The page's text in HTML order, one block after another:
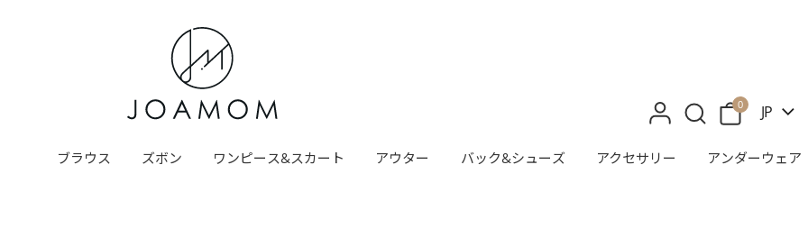
0 JP
ブラウス ズボン ワンピース&スカート アウター バック&シューズ アクセサリー アンダーウェア